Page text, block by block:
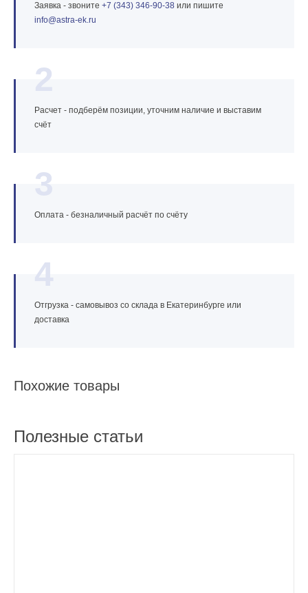
Заявка - звоните +7 (343) 346‑90‑38 или пишите
info@astra‑ek.ru
2
Расчет - подберём позиции, уточним наличие и выставим
счёт
3
Оплата - безналичный расчёт по счёту
4
Отгрузка - самовывоз со склада в Екатеринбурге или
доставка
Похожие товары
Полезные статьи